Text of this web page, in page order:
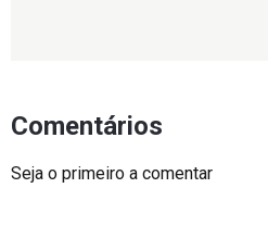
Comentários
Seja o primeiro a comentar